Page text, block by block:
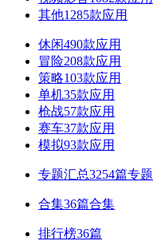
其他1285款应用
休闲490款应用
冒险208款应用
策略103款应用
单机35款应用
枪战57款应用
赛车37款应用
模拟93款应用
专题汇总3254篇专题
合集36篇合集
排行榜36篇